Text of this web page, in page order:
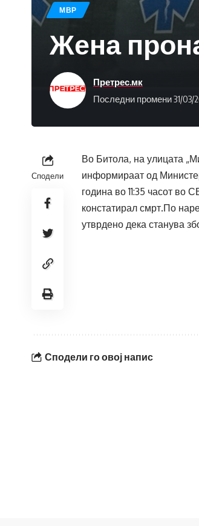
МВР
Жена
Последни промени 31/03/
Претрес.мк
Сподели
Во Битола, на улицата
информираат од
година во 11:35 часот во
констатирал смрт.По
утврдено дека станува
Сподели го овој напис